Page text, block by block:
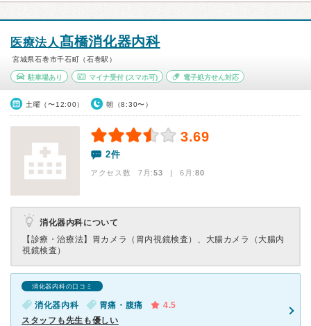
医療法人髙橋消化器内科
宮城県石巻市千石町（石巻駅）
駐車場あり マイナ受付(スマホ可) 電子処方せん対応
土曜（〜12:00） 朝（8:30〜）
3.69
2件
アクセス数 7月:53 | 6月:80
消化器内科について
【診療・治療法】 胃カメラ（胃内視鏡検査）、大腸カメラ（大腸内
視鏡検査）
消化器内科の口コミ
消化器内科 胃痛・腹痛
4.5
スタッフも先生も優しい